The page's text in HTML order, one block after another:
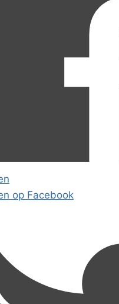
op Facebook